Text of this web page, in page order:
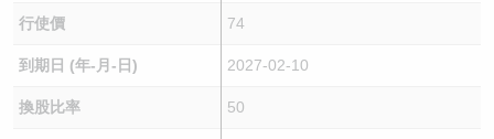
行使價 74
到期日 (年-月-日) 2027-02-10
換股比率 50